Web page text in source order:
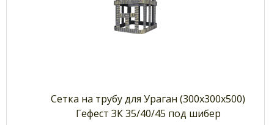
Сетка на трубу для Ураган (300х300х500)
Гефест ЗК 35/40/45 под шибер